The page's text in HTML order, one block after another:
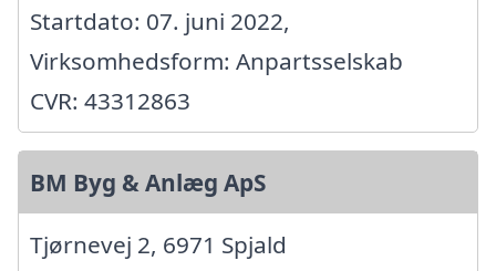
Startdato: 07. juni 2022,
Virksomhedsform: Anpartsselskab
CVR: 43312863
BM Byg & Anlæg ApS
Tjørnevej 2, 6971 Spjald